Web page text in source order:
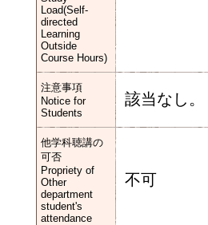
Load(Self-
directed
Learning
Outside
Course Hours)
注意事項
Notice for
Students
該当なし。
他学科聴講の
可否
Propriety of
Other
department
student's
attendance
不可